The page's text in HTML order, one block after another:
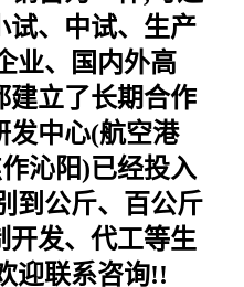
试、中试、生产
业、国内外高
建立了长期合作
发中心(航空港
沁阳)已经投入
到公斤、百公斤
开发、代工等生
迎联系咨询!!